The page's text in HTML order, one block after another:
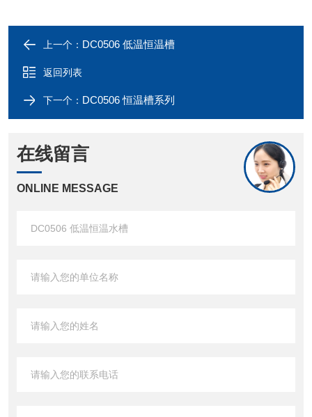
上一个： DC0506 低温恒温槽
返回列表
下一个： DC0506 恒温槽系列
在线留言
ONLINE MESSAGE